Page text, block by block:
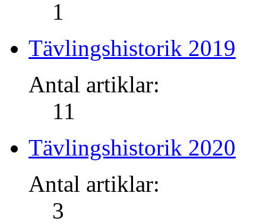
1
Tävlingshistorik 2019
Antal artiklar:
11
Tävlingshistorik 2020
Antal artiklar:
3